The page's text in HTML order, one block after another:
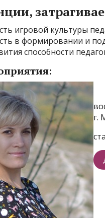
игровой культуры
в формировании и
способности
г.